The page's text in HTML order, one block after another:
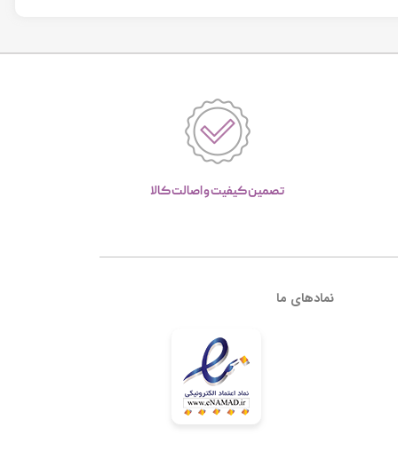
تصمین کیفیت و اصالت کالا
نمادهای ما